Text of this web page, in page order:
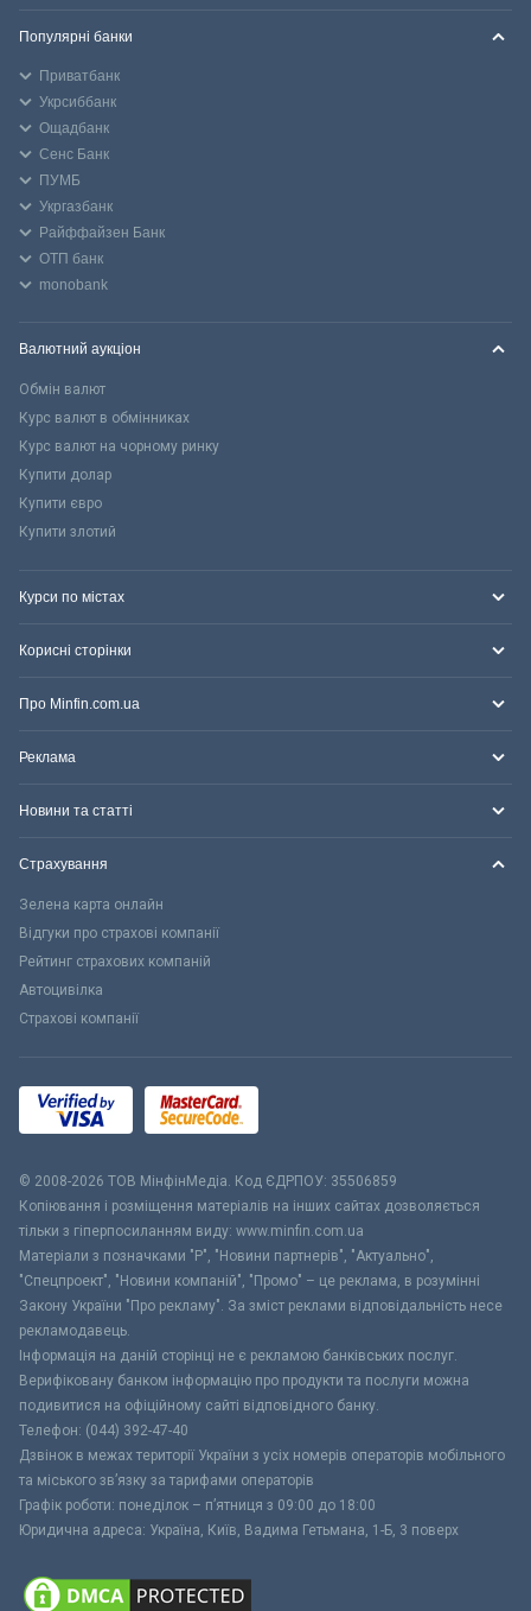
Популярні банки
Приватбанк
Укрсиббанк
Ощадбанк
Сенс Банк
ПУМБ
Укргазбанк
Райффайзен Банк
ОТП банк
monobank
Валютний аукціон
Обмін валют
Курс валют в обмінниках
Курс валют на чорному ринку
Купити долар
Купити євро
Купити злотий
Курси по містах
Корисні сторінки
Про Minfin.com.ua
Реклама
Новини та статті
Страхування
Зелена карта онлайн
Відгуки про страхові компанії
Рейтинг страхових компаній
Автоцивілка
Страхові компанії
© 2008-2026 ТОВ МiнфiнМедiа. Код ЄДРПОУ: 35506859
Копіювання і розміщення матеріалів на інших сайтах дозволяється
тільки з гіперпосиланням виду: www.minfin.com.ua
Матеріали з позначками "Р", "Новини партнерів", "Актуально",
"Спецпроект", "Новини компаній", "Промо" – це реклама, в розумінні
Закону України "Про рекламу". За зміст реклами відповідальність несе
рекламодавець.
Інформація на даній сторінці не є рекламою банківських послуг.
Верифіковану банком інформацію про продукти та послуги можна
подивитися на офіційному сайті відповідного банку.
Телефон: (044) 392-47-40
Дзвінок в межах території України з усіх номерів операторів мобільного
та міського зв’язку за тарифами операторів
Графік роботи: понеділок – п’ятниця з 09:00 до 18:00
Юридична адреса: Україна, Київ, Вадима Гетьмана, 1-Б, 3 поверх